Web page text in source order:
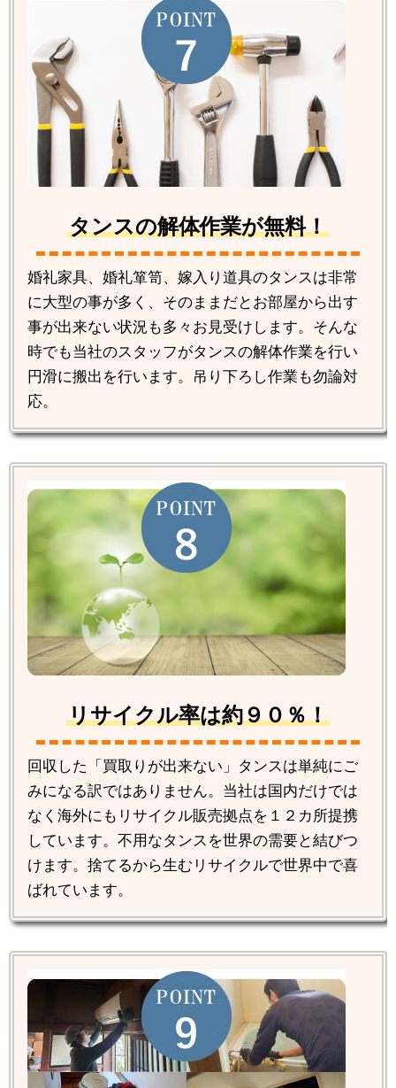
タンスの解体作業が無料！
婚礼家具、婚礼箪笥、嫁入り道具のタンスは非常
に大型の事が多く、そのままだとお部屋から出す
事が出来ない状況も多々お見受けします。そんな
時でも当社のスタッフがタンスの解体作業を行い
円滑に搬出を行います。吊り下ろし作業も勿論対
応。
リサイクル率は約９０％！
回収した「買取りが出来ない」タンスは単純にご
みになる訳ではありません。当社は国内だけでは
なく海外にもリサイクル販売拠点を１２カ所提携
しています。不用なタンスを世界の需要と結びつ
けます。捨てるから生むリサイクルで世界中で喜
ばれています。